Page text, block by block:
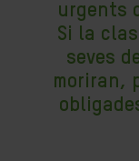
urgents
Si la
seves
moriran,